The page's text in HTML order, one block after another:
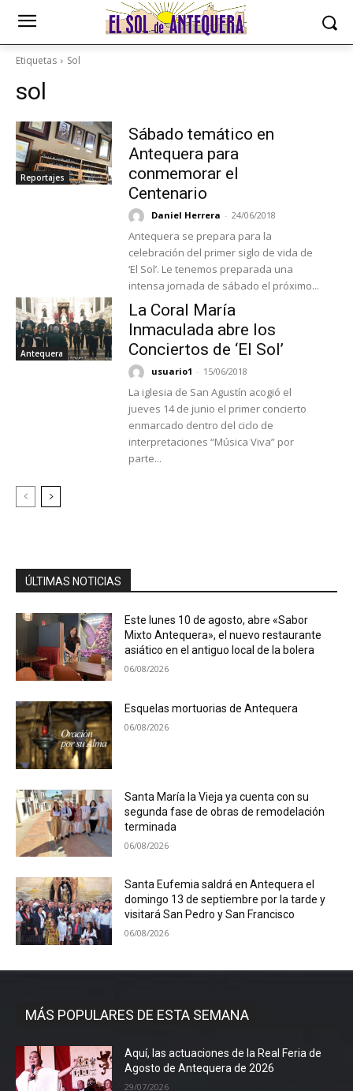
Etiquetas Sol
sol
Reportajes
Sábado temático en
Antequera para
conmemorar el
Centenario
Daniel Herrera - 24/06/2018
Antequera se prepara para la
celebración del primer siglo de vida de
‘El Sol’. Le tenemos preparada una
intensa jornada de sábado el próximo...
Antequera
La Coral María
Inmaculada abre los
Conciertos de ‘El Sol’
usuario1 - 15/06/2018
La iglesia de San Agustín acogió el
jueves 14 de junio el primer concierto
enmarcado dentro del ciclo de
interpretaciones “Música Viva” por
parte...
ÚLTIMAS NOTICIAS
Este lunes 10 de agosto, abre «Sabor
Mixto Antequera», el nuevo restaurante
asiático en el antiguo local de la bolera
06/08/2026
Esquelas mortuorias de Antequera
06/08/2026
Santa María la Vieja ya cuenta con su
segunda fase de obras de remodelación
terminada
06/08/2026
Santa Eufemia saldrá en Antequera el
domingo 13 de septiembre por la tarde y
visitará San Pedro y San Francisco
06/08/2026
MÁS POPULARES DE ESTA SEMANA
Aquí, las actuaciones de la Real Feria de
Agosto de Antequera de 2026
29/07/2026